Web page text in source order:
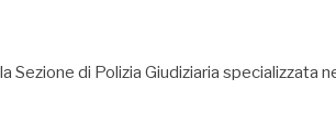
di Polizia Giudiziaria specializzata